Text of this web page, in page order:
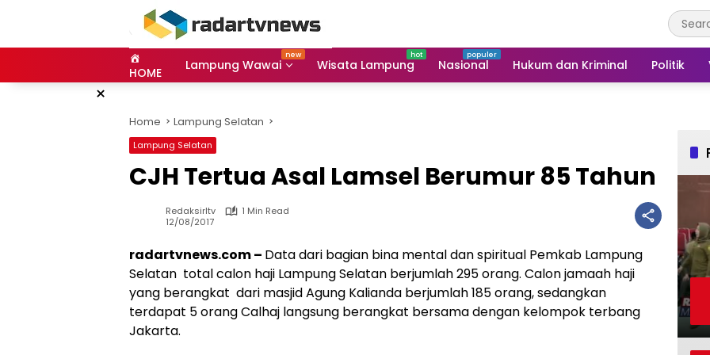
HOME Lampung Wawai Wisata Lampung Nasional Hukum dan Kriminal Politik
×
Home Lampung Selatan
Lampung Selatan
CJH Tertua Asal Lamsel Berumur 85 Tahun
Redaksirltv
1 Min Read
12/08/2017
radartvnews.com – Data dari bagian bina mental dan spiritual Pemkab Lampung
Selatan total calon haji Lampung Selatan berjumlah 295 orang. Calon jamaah haji
yang berangkat dari masjid Agung Kalianda berjumlah 185 orang, sedangkan
terdapat 5 orang Calhaj langsung berangkat bersama dengan kelompok terbang
Jakarta.